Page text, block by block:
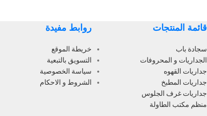
قائمة المنتجات
سجادة باب
الجداريات و المحروفات
جداريات القهوه
جداريات المطبخ
جداريات غرف الجلوس
منظم مكتب الطاولة
روابط مفيدة
خريطة الموقع
التسويق بالتبعية
سياسة الخصوصية
الشروط و الاحكام